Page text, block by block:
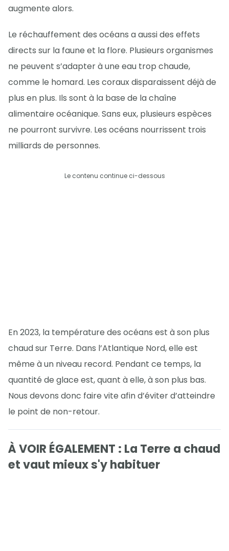
augmente alors.
Le réchauffement des océans a aussi des effets
directs sur la faune et la flore. Plusieurs organismes
ne peuvent s’adapter à une eau trop chaude,
comme le homard. Les coraux disparaissent déjà de
plus en plus. Ils sont à la base de la chaîne
alimentaire océanique. Sans eux, plusieurs espèces
ne pourront survivre. Les océans nourrissent trois
milliards de personnes.
Le contenu continue ci-dessous
En 2023, la température des océans est à son plus
chaud sur Terre. Dans l’Atlantique Nord, elle est
même à un niveau record. Pendant ce temps, la
quantité de glace est, quant à elle, à son plus bas.
Nous devons donc faire vite afin d’éviter d’atteindre
le point de non-retour.
À VOIR ÉGALEMENT : La Terre a chaud
et vaut mieux s'y habituer